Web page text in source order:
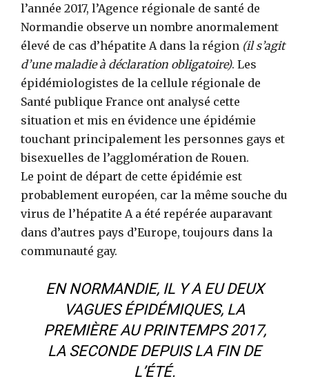
l’année 2017, l’Agence régionale de santé de
Normandie observe un nombre anormalement
élevé de cas d’hépatite A dans la région (il s’agit
d’une maladie à déclaration obligatoire). Les
épidémiologistes de la cellule régionale de
Santé publique France ont analysé cette
situation et mis en évidence une épidémie
touchant principalement les personnes gays et
bisexuelles de l’agglomération de Rouen.
Le point de départ de cette épidémie est
probablement européen, car la même souche du
virus de l’hépatite A a été repérée auparavant
dans d’autres pays d’Europe, toujours dans la
communauté gay.
EN NORMANDIE, IL Y A EU DEUX
VAGUES ÉPIDÉMIQUES, LA
PREMIÈRE AU PRINTEMPS 2017,
LA SECONDE DEPUIS LA FIN DE
L’ÉTÉ.